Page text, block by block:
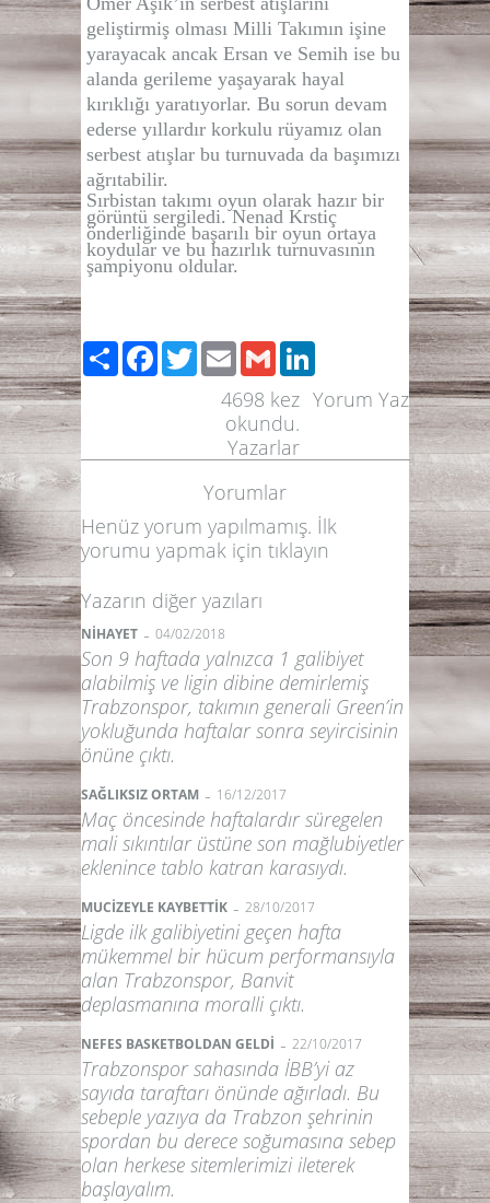
geliştirmiş olması Milli Takımın işine
yarayacak ancak Ersan ve Semih ise bu
alanda gerileme yaşayarak hayal
kırıklığı yaratıyorlar. Bu sorun devam
ederse yıllardır korkulu rüyamız olan
serbest atışlar bu turnuvada da başımızı
ağrıtabilir.
Sırbistan takımı oyun olarak hazır bir
görüntü sergiledi. Nenad Krstiç
önderliğinde başarılı bir oyun ortaya
koydular ve bu hazırlık turnuvasının
şampiyonu oldular.
PaylaşFacebook
TwitterEmailGmail
Yorum Yaz
4698 kez
okundu.
Yazarlar
Yorumlar
Henüz yorum yapılmamış. İlk
yorumu yapmak için tıklayın
Yazarın diğer yazıları
NİHAYET - 04/02/2018
Son 9 haftada yalnızca 1 galibiyet
alabilmiş ve ligin dibine demirlemiş
Trabzonspor, takımın generali Green’in
yokluğunda haftalar sonra seyircisinin
önüne çıktı.
SAĞLIKSIZ ORTAM - 16/12/2017
Maç öncesinde haftalardır süregelen
mali sıkıntılar üstüne son mağlubiyetler
eklenince tablo katran karasıydı.
MUCİZEYLE KAYBETTİK - 28/10/2017
Ligde ilk galibiyetini geçen hafta
mükemmel bir hücum performansıyla
alan Trabzonspor, Banvit
deplasmanına moralli çıktı.
NEFES BASKETBOLDAN GELDİ - 22/10/2017
Trabzonspor sahasında İBB’yi az
sayıda taraftarı önünde ağırladı. Bu
sebeple yazıya da Trabzon şehrinin
spordan bu derece soğumasına sebep
olan herkese sitemlerimizi ileterek
başlayalım.